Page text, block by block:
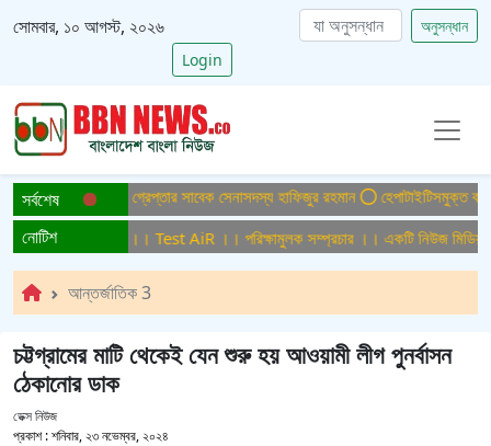
সোমবার, ১০ আগস্ট, ২০২৬
অনুসন্ধান
Login
সর্বশেষ
মামলায় ফের গ্রেপ্তার সাবেক সেনাসদস্য হাফিজুর রহমান হেপাটাইটিসমুক্ত
নোটিশসম্প্রচার ।। Test AiR ।। পরিক্ষামুলক সম্প্রচার ।। একটি নিউজ মিডিয়া
আন্তর্জাতিক 3
চট্টগ্রামের মাটি থেকেই যেন শুরু হয় আওয়ামী লীগ পুনর্বাসন
ঠেকানোর ডাক
ডেক্স নিউজ
প্রকাশ :শনিবার, ২৩ নভেম্বর, ২০২৪